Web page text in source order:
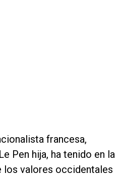
francesa,
Pen hija, ha tenido en la
los valores occidentales